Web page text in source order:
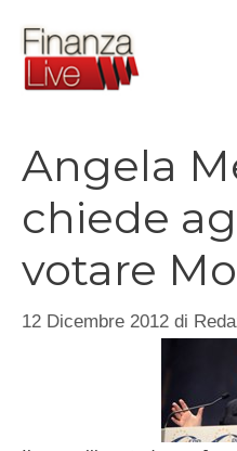
contenuto
Angela
chiede
votare
12 Dicembre 2012 di